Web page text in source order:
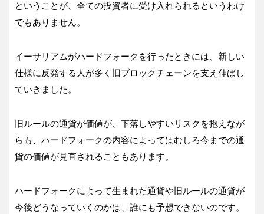
ということが、全ての投資者に受け入れられるというわけ
でもありません。
イーサリアムがハードフォークを行ったときには、新しい
仕様に反発する人が多く旧ブロックチェーンを支え伸ばし
ていきました。
旧ルールの通貨が価値が、下落しやすいリスクを抱えなが
らも、ハードフォークの内容によってはむしろ今までの通
貨の価値が見直されることもあります。
ハードフォークによって生まれた通貨や旧ルールの通貨が
今後どうなっていくのかは、誰にも予想できないのです。